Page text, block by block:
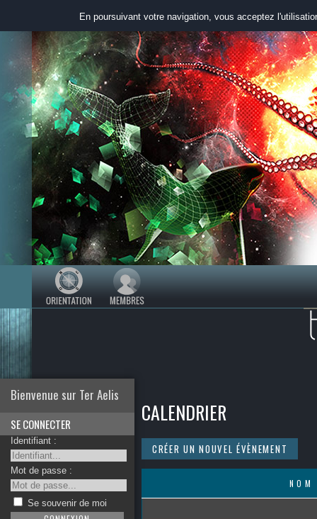
En poursuivant votre navigation, vous acceptez
Bienvenue sur Ter Aelis
SE CONNECTER
Identifiant :
Mot de passe :
Se souvenir de moi
CALENDRIER
CRÉER UN NOUVEL ÉVÈNEMENT